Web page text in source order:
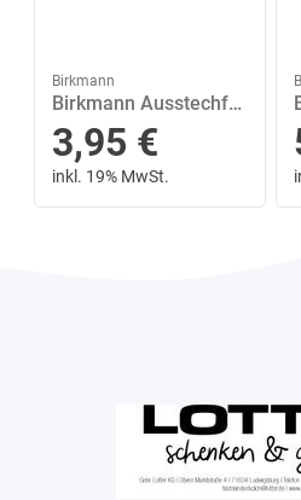
Birkmann
Birkmann Ausstechform »Anker 11 cm«, Edelstahl
3,95 €
inkl. 19% MwSt.